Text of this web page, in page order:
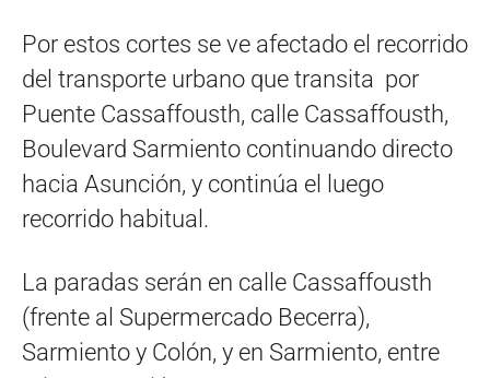
Por estos cortes se ve afectado el recorrido
del transporte urbano que transita por
Puente Cassaffousth, calle Cassaffousth,
Boulevard Sarmiento continuando directo
hacia Asunción, y continúa el luego
recorrido habitual.
La paradas serán en calle Cassaffousth
(frente al Supermercado Becerra),
Sarmiento y Colón, y en Sarmiento, entre